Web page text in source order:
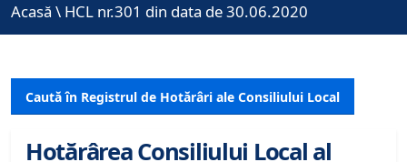
Acasă \ HCL nr.301 din data de 30.06.2020
Caută în Registrul de Hotărâri ale Consiliului Local
Hotărârea Consiliului Local al